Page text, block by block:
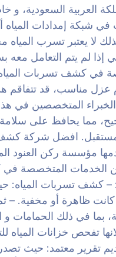
العربية السعودية، و
شبكة إمدادات المياه أو
لا يعتبر تسرب المياه
لم يتم التعامل معه
في كشف تسربات
مناسب، قد تتفاقم
المتخصصين في
مما يحافظ على
افضل شركة
الخدمات التي تقدمها مؤسسة ركن
الخدمات المتخصصة في
– كشف تسربات المياه:
كانت ظاهرة أو
بما في ذلك الحمامات و
تفحص خزانات المياه
تقرير معتمد: حيث